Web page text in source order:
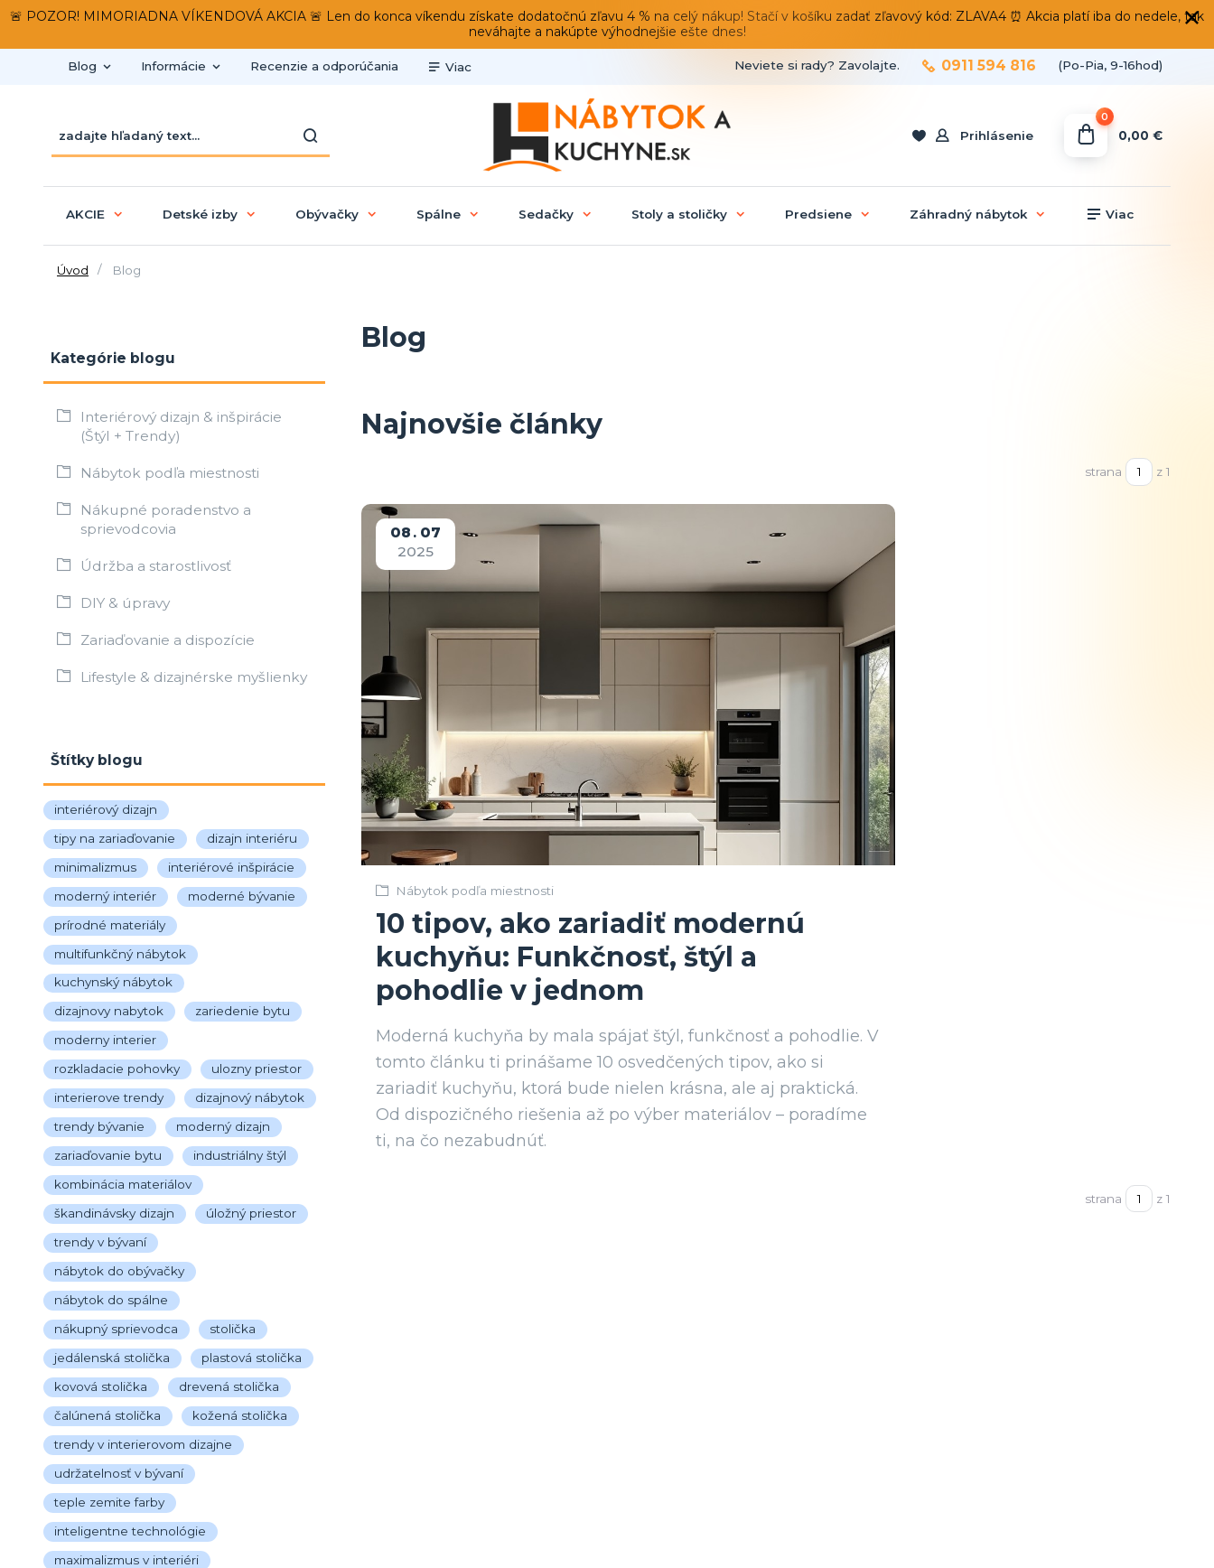
🚨 POZOR! MIMORIADNA VÍKENDOVÁ AKCIA 🚨 Len do konca víkendu získate dodatočnú zľavu 4 % na celý nákup! Stačí v košíku zadať zľavový kód: ZLAVA4 ⏰ Akcia platí iba do nedele, tak
neváhajte a nakúpte výhodnejšie ešte dnes!
Blog Informácie Recenzie a odporúčania Viac
Prihlásenie
Neviete si rady? Zavolajte. 0911 594 816 (Po-Pia, 9-16hod)
0
0,00 €
AKCIE Detské izby Obývačky Spálne Sedačky Stoly a stoličky Predsiene Záhradný nábytok Viac
Úvod Blog
Kategórie blogu
Interiérový dizajn & inšpirácie
(Štýl + Trendy)
Nábytok podľa miestnosti
Nákupné poradenstvo a
sprievodcovia
Údržba a starostlivosť
DIY & úpravy
Zariaďovanie a dispozície
Lifestyle & dizajnérske myšlienky
Štítky blogu
interiérový dizajn
tipy na zariaďovanie
dizajn interiéru
minimalizmus
interiérové inšpirácie
moderný interiér
moderné bývanie
prírodné materiály
multifunkčný nábytok
kuchynský nábytok
dizajnovy nabytok
zariedenie bytu
moderny interier
rozkladacie pohovky
ulozny priestor
interierove trendy
dizajnový nábytok
trendy bývanie
moderný dizajn
zariaďovanie bytu
industriálny štýl
kombinácia materiálov
škandinávsky dizajn
úložný priestor
trendy v bývaní
nábytok do obývačky
nábytok do spálne
nákupný sprievodca
stolička
jedálenská stolička
plastová stolička
kovová stolička
drevená stolička
čalúnená stolička
kožená stolička
trendy v interierovom dizajne
udržatelnosť v bývaní
teple zemite farby
inteligentne technológie
maximalizmus v interiéri
Blog
Najnovšie články
strana z 1
10 tipov, ako zariadiť modernú
kuchyňu: Funkčnosť, štýl a
pohodlie v jednom
08
07
2025
Nábytok podľa miestnosti
Moderná kuchyňa by mala spájať štýl, funkčnosť a pohodlie. V
tomto článku ti prinášame 10 osvedčených tipov, ako si
zariadiť kuchyňu, ktorá bude nielen krásna, ale aj praktická.
Od dispozičného riešenia až po výber materiálov – poradíme
ti, na čo nezabudnúť.
strana z 1